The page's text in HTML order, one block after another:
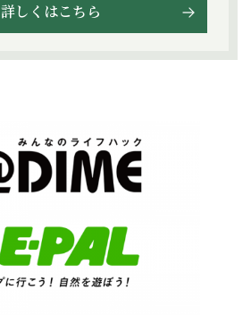
詳しくはこちら